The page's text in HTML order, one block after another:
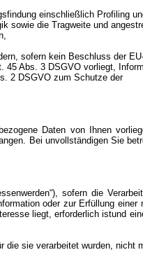
einschließlich Profiling
sowie die Tragweite und
sofern kein Beschluss der
45 Abs. 3 DSGVO vorliegt,
2 DSGVO zum Schutze der
Daten von Ihnen
Bei unvollständigen Sie
sofern die
oder zur Erfüllung einer
liegt, erforderlich istund
die sie verarbeitet wurden, nicht